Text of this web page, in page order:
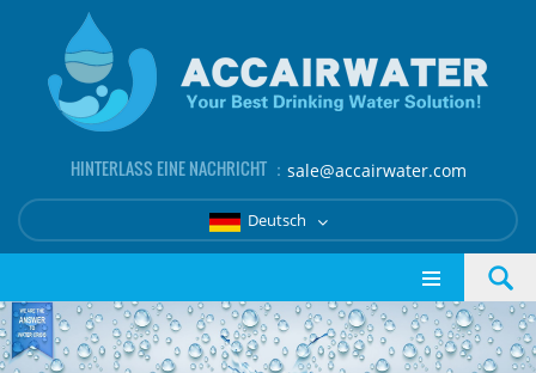
HINTERLASS EINE NACHRICHT ： sale@accairwater.com
Deutsch